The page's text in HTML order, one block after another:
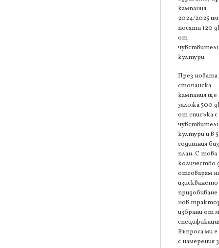
кампания
2024/2025
посяти 120
от
култури.
През новата
стопанска
кампания ще
заложа 500
от списъка с
култури и в 5
годишния
план. С това
количество
отговарям
изискването
придобиване
нов
избрани от
Въпроса ми е
с намерения